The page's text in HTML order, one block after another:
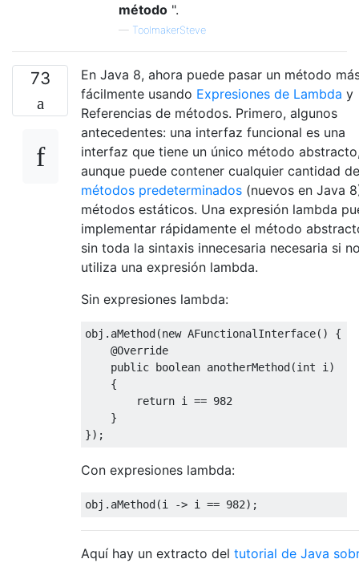
método ".
— ToolmakerSteve
73
En Java 8, ahora puede pasar un método
fácilmente usando Expresiones de Lambda y
Referencias de métodos. Primero, algunos
antecedentes: una interfaz funcional es una
interfaz que tiene un único método
aunque puede contener cualquier cantidad de
métodos predeterminados (nuevos en Java
métodos estáticos. Una expresión lambda
implementar rápidamente el método
sin toda la sintaxis innecesaria necesaria si
utiliza una expresión lambda.
Sin expresiones lambda:
obj . aMethod(new AFunctionalInterface()
{
@Override
public boolean anotherMethod(int i )
{
return i == 982
}
});
Con expresiones lambda:
obj . aMethod(i -> i == 982);
Aquí hay un extracto del tutorial de Java